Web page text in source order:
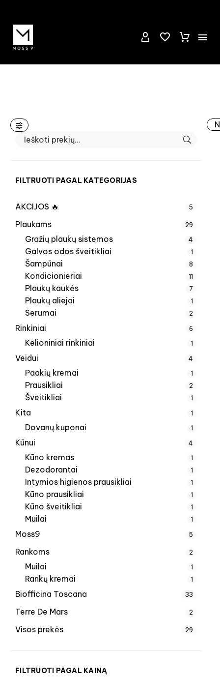
FILTRUOTI PAGAL KATEGORIJAS
AKCIJOS 🔥 5
Plaukams 29
Gražių plaukų sistemos 4
Galvos odos šveitikliai 1
Šampūnai 8
Kondicionieriai 11
Plaukų kaukės 7
Plaukų aliejai 1
Serumai 2
Rinkiniai 6
Kelioniniai rinkiniai 1
Veidui 4
Paakių kremai 1
Prausikliai 2
Šveitikliai 1
Kita 1
Dovanų kuponai 1
Kūnui 4
Kūno kremas 1
Dezodorantai 1
Intymios higienos prausikliai 1
Kūno prausikliai 1
Kūno šveitikliai 1
Muilai 1
Moss9 5
Rankoms 2
Muilai 1
Rankų kremai 1
Biofficina Toscana 33
Terre De Mars 2
Visos prekės 29
FILTRUOTI PAGAL KAINĄ